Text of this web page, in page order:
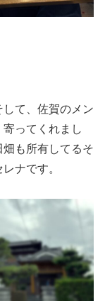
て、佐賀のメン
ってくれまし
も所有してるそ
ナです。